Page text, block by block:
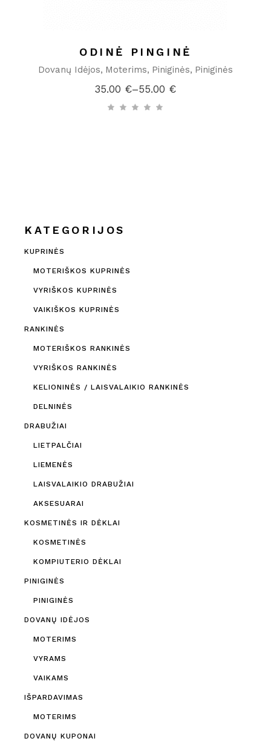
ODINĖ PINGINĖ
Dovanų Idėjos Moterims Piniginės Piniginės
35.00 €–55.00 €
Price
range:
35.00 €
KATEGORIJOS
KUPRINĖS
MOTERIŠKOS KUPRINĖS
VYRIŠKOS KUPRINĖS
VAIKIŠKOS KUPRINĖS
RANKINĖS
MOTERIŠKOS RANKINĖS
VYRIŠKOS RANKINĖS
KELIONINĖS / LAISVALAIKIO RANKINĖS
DELNINĖS
DRABUŽIAI
LIETPALČIAI
LIEMENĖS
LAISVALAIKIO DRABUŽIAI
AKSESUARAI
KOSMETINĖS IR DĖKLAI
KOSMETINĖS
KOMPIUTERIO DĖKLAI
PINIGINĖS
PINIGINĖS
DOVANŲ IDĖJOS
MOTERIMS
VYRAMS
VAIKAMS
IŠPARDAVIMAS
MOTERIMS
DOVANŲ KUPONAI